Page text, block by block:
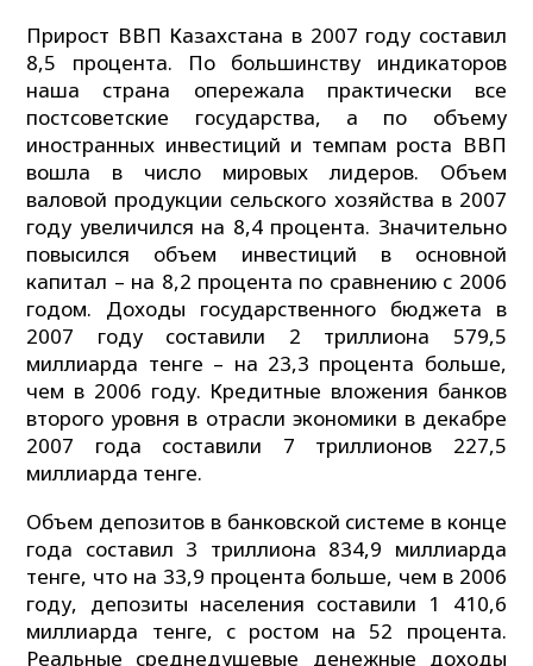
Прирост ВВП Казахстана в 2007 году составил
8,5 процента. По большинству индикаторов
наша страна опережала практически все
постсоветские государства, а по объему
иностранных инвестиций и темпам роста ВВП
вошла в число мировых лидеров. Объем
валовой продукции сельского хозяйства в 2007
году увеличился на 8,4 процента. Значительно
повысился объем инвестиций в основной
капитал – на 8,2 процента по сравнению с 2006
годом. Доходы государственного бюджета в
2007 году составили 2 триллиона 579,5
миллиарда тенге – на 23,3 процента больше,
чем в 2006 году. Кредитные вложения банков
второго уровня в отрасли экономики в декабре
2007 года составили 7 триллионов 227,5
миллиарда тенге.
Объем депозитов в банковской системе в конце
года составил 3 триллиона 834,9 миллиарда
тенге, что на 33,9 процента больше, чем в 2006
году, депозиты населения составили 1 410,6
миллиарда тенге, с ростом на 52 процента.
Реальные среднедушевые денежные доходы